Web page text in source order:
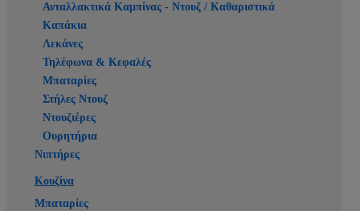
Ανταλλακτικά Καμπίνας - Ντουζ / Καθαριστικά
Καπάκια
Λεκάνες
Τηλέφωνα & Κεφαλές
Μπαταρίες
Στήλες Ντουζ
Ντουζιέρες
Ουρητήρια
Νιπτήρες
Κουζίνα
Μπαταρίες